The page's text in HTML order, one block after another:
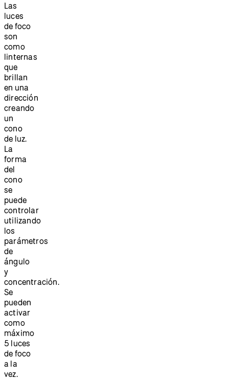
Las
luces
de foco
son
como
linternas
que
brillan
en una
dirección
creando
un
cono
de luz.
La
forma
del
cono
se
puede
controlar
utilizando
los
parámetros
de
ángulo
y
concentración.
Se
pueden
activar
como
máximo
5 luces
de foco
a la
vez.